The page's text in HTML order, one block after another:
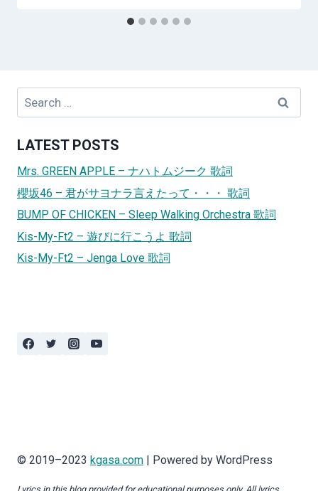
Search
LATEST POSTS
Mrs. GREEN APPLE – ナハトムジーク 歌詞
櫻坂46 – 君がサヨナラ言えたって・・・ 歌詞
BUMP OF CHICKEN – Sleep Walking Orchestra 歌詞
Kis-My-Ft2 – 遊びに行こうよ 歌詞
Kis-My-Ft2 – Jenga Love 歌詞
© 2019–2023 kgasa.com | Powered by WordPress